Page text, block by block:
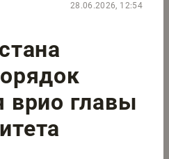
28.06.2026, 12:54
врио главы